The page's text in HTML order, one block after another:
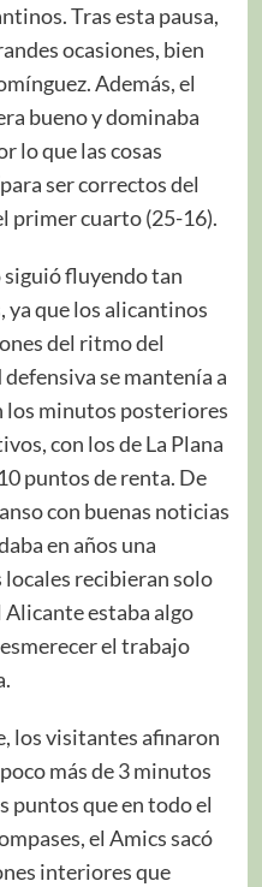
Tras esta pausa,
ocasiones, bien
Además, el
bueno y dominaba
lo que las cosas
ser correctos del
primer cuarto (25-16).
fluyendo tan
que los alicantinos
del ritmo del
se mantenía a
los minutos posteriores
con los de La Plana
puntos de renta. De
con buenas noticias
en años una
recibieran solo
estaba algo
el trabajo
visitantes afinaron
más de 3 minutos
puntos que en todo el
el Amics sacó
interiores que